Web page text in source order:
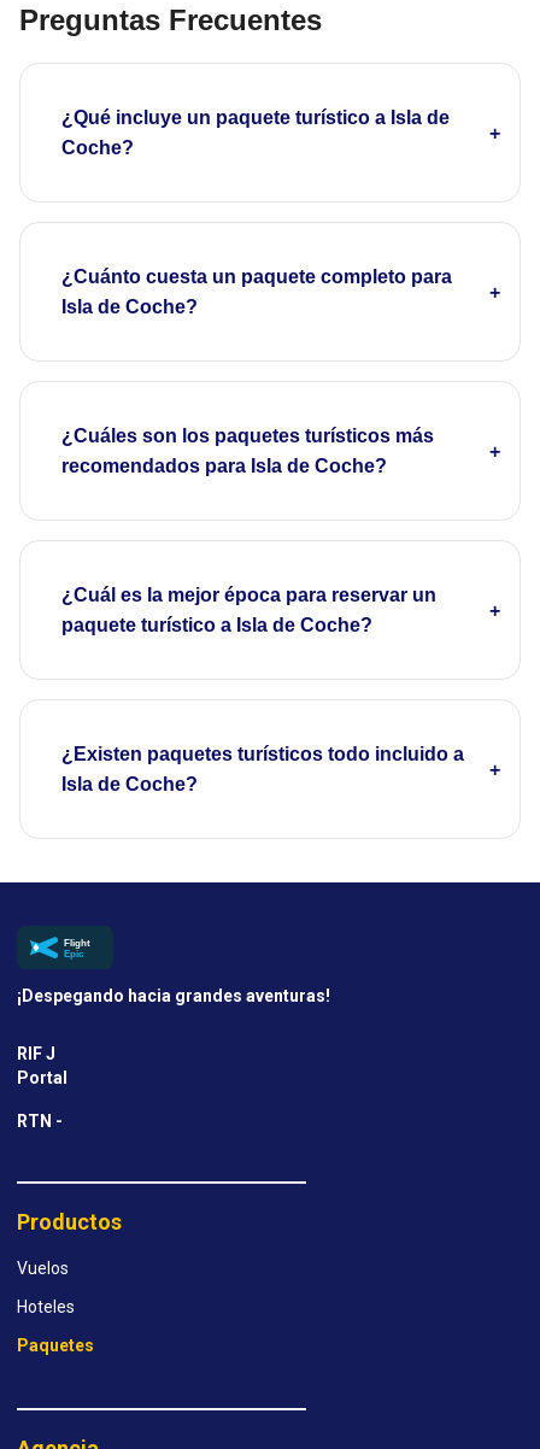
Preguntas Frecuentes
¿Qué incluye un paquete turístico a Isla de
Coche?
¿Cuánto cuesta un paquete completo para
Isla de Coche?
¿Cuáles son los paquetes turísticos más
recomendados para Isla de Coche?
¿Cuál es la mejor época para reservar un
paquete turístico a Isla de Coche?
¿Existen paquetes turísticos todo incluido a
Isla de Coche?
¡Despegando hacia grandes aventuras!
RIF J
Portal
RTN -
Productos
Vuelos
Hoteles
Paquetes